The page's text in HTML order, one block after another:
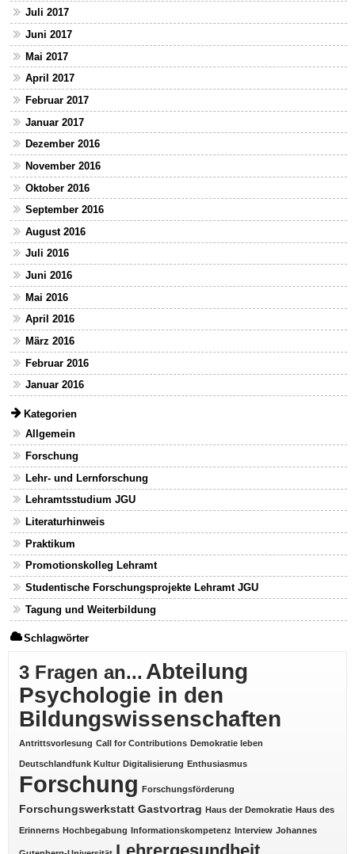
Juli 2017
Juni 2017
Mai 2017
April 2017
Februar 2017
Januar 2017
Dezember 2016
November 2016
Oktober 2016
September 2016
August 2016
Juli 2016
Juni 2016
Mai 2016
April 2016
März 2016
Februar 2016
Januar 2016
Kategorien
Allgemein
Forschung
Lehr- und Lernforschung
Lehramtsstudium JGU
Literaturhinweis
Praktikum
Promotionskolleg Lehramt
Studentische Forschungsprojekte Lehramt JGU
Tagung und Weiterbildung
Schlagwörter
3 Fragen an... Abteilung
Psychologie in den
Bildungswissenschaften
Antrittsvorlesung Call for Contributions Demokratie leben
Deutschlandfunk Kultur Digitalisierung Enthusiasmus
Forschung Forschungsförderung
Forschungswerkstatt Gastvortrag Haus der Demokratie Haus des
Erinnerns Hochbegabung Informationskompetenz Interview Johannes